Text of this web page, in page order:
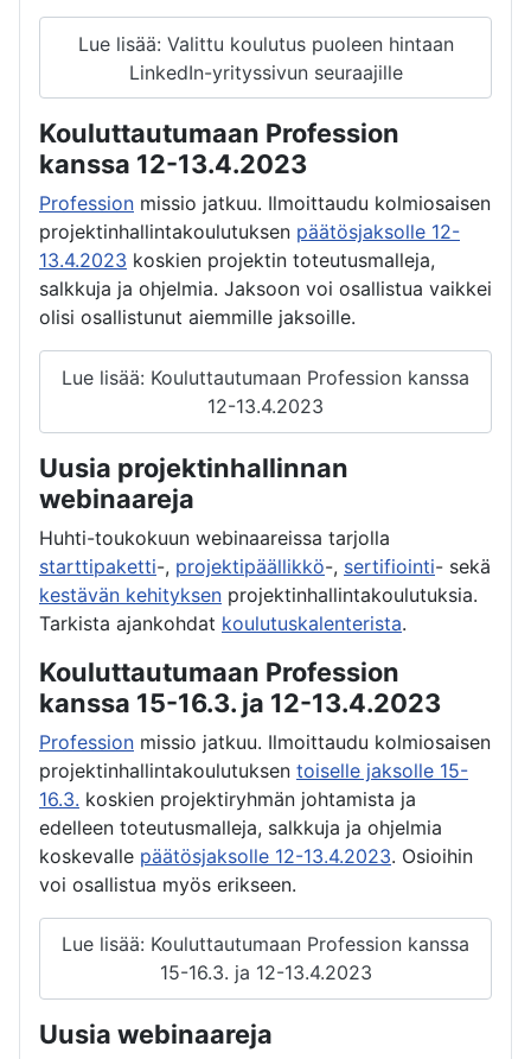
Lue lisää: Valittu koulutus puoleen hintaan
LinkedIn-yrityssivun seuraajille
Kouluttautumaan Profession
kanssa 12-13.4.2023
Profession missio jatkuu. Ilmoittaudu kolmiosaisen
projektinhallintakoulutuksen päätösjaksolle 12-
13.4.2023 koskien projektin toteutusmalleja,
salkkuja ja ohjelmia. Jaksoon voi osallistua vaikkei
olisi osallistunut aiemmille jaksoille.
Lue lisää: Kouluttautumaan Profession kanssa
12-13.4.2023
Uusia projektinhallinnan
webinaareja
Huhti-toukokuun webinaareissa tarjolla
starttipaketti-, projektipäällikkö-, sertifiointi- sekä
kestävän kehityksen projektinhallintakoulutuksia.
Tarkista ajankohdat koulutuskalenterista.
Kouluttautumaan Profession
kanssa 15-16.3. ja 12-13.4.2023
Profession missio jatkuu. Ilmoittaudu kolmiosaisen
projektinhallintakoulutuksen toiselle jaksolle 15-
16.3. koskien projektiryhmän johtamista ja
edelleen toteutusmalleja, salkkuja ja ohjelmia
koskevalle päätösjaksolle 12-13.4.2023. Osioihin
voi osallistua myös erikseen.
Lue lisää: Kouluttautumaan Profession kanssa
15-16.3. ja 12-13.4.2023
Uusia webinaareja